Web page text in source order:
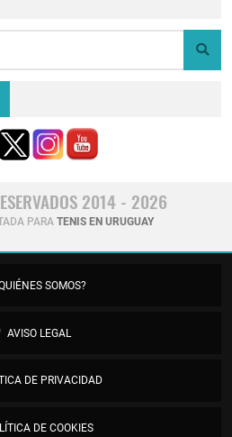
2014 - 2026
PARA TENIS EN URUGUAY
SOMOS?
AVISO LEGAL
DE PRIVACIDAD
DE COOKIES